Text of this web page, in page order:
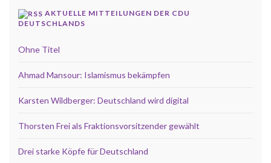
AKTUELLE MITTEILUNGEN DER CDU
DEUTSCHLANDS
Ohne Titel
Ahmad Mansour: Islamismus bekämpfen
Karsten Wildberger: Deutschland wird digital
Thorsten Frei als Fraktionsvorsitzender gewählt
Drei starke Köpfe für Deutschland